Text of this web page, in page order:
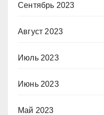
Сентябрь 2023
Август 2023
Июль 2023
Июнь 2023
Май 2023